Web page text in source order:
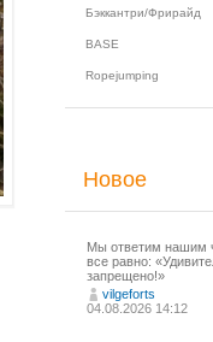
Бэккантри/Фрирайд
BASE
Ropejumping
Новое
Мы ответим нашим
все равно:
запрещено!»
vilgeforts
04.08.2026 14:12